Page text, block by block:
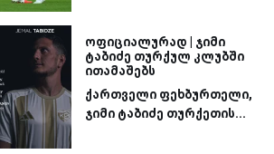
ოფიციალურად | ჯიმი
ტაბიძე თურქულ კლუბში
ითამაშებს
ქართველი ფეხბურთელი,
ჯიმი ტაბიძე თურქეთის...